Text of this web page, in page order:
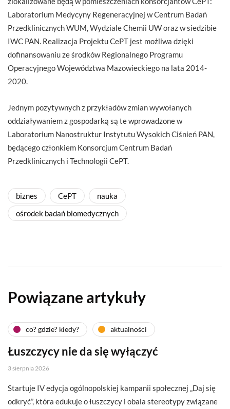
Laboratorium Medycyny Regeneracyjnej w Centrum Badań
Przedklinicznych WUM, Wydziale Chemii UW oraz w siedzibie
IWC PAN. Realizacja Projektu CePT jest możliwa dzięki
dofinansowaniu ze środków Regionalnego Programu
Operacyjnego Województwa Mazowieckiego na lata 2014-
2020.
Jednym pozytywnych z przykładów zmian wywołanych
oddziaływaniem z gospodarką są te wprowadzone w
Laboratorium Nanostruktur Instytutu Wysokich Ciśnień PAN,
będącego członkiem Konsorcjum Centrum Badań
Przedklinicznych i Technologii CePT.
biznes CePT
nauka
ośrodek badań biomedycznych
Powiązane artykuły
co? gdzie? kiedy? aktualności
Łuszczycy nie da się wyłączyć
3 sierpnia 2026
Startuje IV edycja ogólnopolskiej kampanii społecznej „Daj się
odkryć”, która edukuje o łuszczycy i obala stereotypy związane